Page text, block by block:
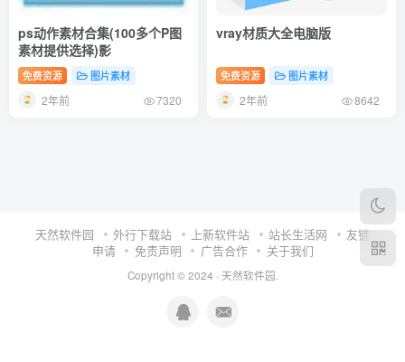
ps动作素材合集(100多个P图
素材提供选择)影
免费资源 图片素材
2年前 7320
vray材质大全电脑版
免费资源 图片素材
2年前 8642
天然软件园 外行下载站 上新软件站 站长生活网
友链
申请
免责声明 广告合作 关于我们
Copyright © 2024 · 天然软件园